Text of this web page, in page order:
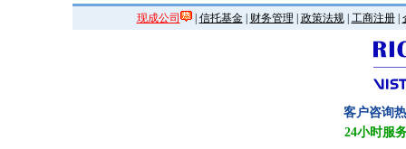
现成公司 | 信托基金| 财务管理 政策法规| 工商注册|
客户咨询
24小时服